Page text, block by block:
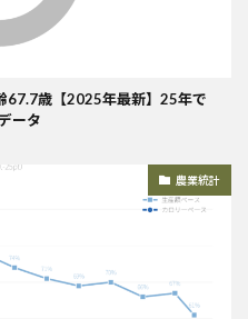
67.7歳【2025年最新】25年で
ータ
農業統計